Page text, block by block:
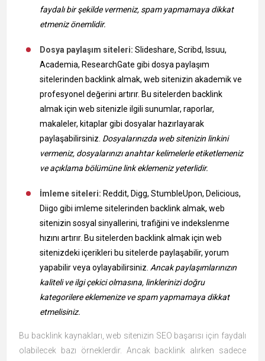
faydalı bir şekilde vermeniz, spam yapmamaya dikkat
etmeniz önemlidir.
Dosya paylaşım siteleri: Slideshare, Scribd, Issuu,
Academia, ResearchGate gibi dosya paylaşım
sitelerinden backlink almak, web sitenizin akademik ve
profesyonel değerini artırır. Bu sitelerden backlink
almak için web sitenizle ilgili sunumlar, raporlar,
makaleler, kitaplar gibi dosyalar hazırlayarak
paylaşabilirsiniz. Dosyalarınızda web sitenizin linkini
vermeniz, dosyalarınızı anahtar kelimelerle etiketlemeniz
ve açıklama bölümüne link eklemeniz yeterlidir.
İmleme siteleri: Reddit, Digg, StumbleUpon, Delicious,
Diigo gibi imleme sitelerinden backlink almak, web
sitenizin sosyal sinyallerini, trafiğini ve indekslenme
hızını artırır. Bu sitelerden backlink almak için web
sitenizdeki içerikleri bu sitelerde paylaşabilir, yorum
yapabilir veya oylayabilirsiniz. Ancak paylaşımlarınızın
kaliteli ve ilgi çekici olmasına, linklerinizi doğru
kategorilere eklemenize ve spam yapmamaya dikkat
etmelisiniz.
Bu backlink kaynakları, web sitenizin SEO başarısı için faydalı
olabilecek bazı örneklerdir. Ancak backlink alırken sadece